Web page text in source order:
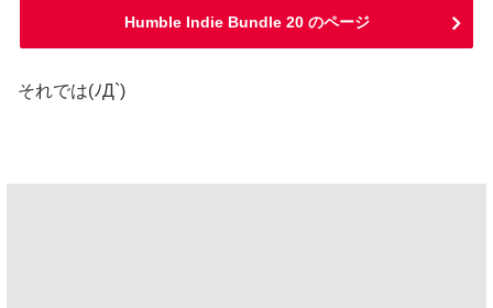
Humble Indie Bundle 20 のページ
それでは(ﾉД`)